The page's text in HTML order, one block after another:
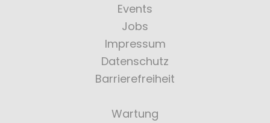
Events
Jobs
Impressum
Datenschutz
Barrierefreiheit
Wartung